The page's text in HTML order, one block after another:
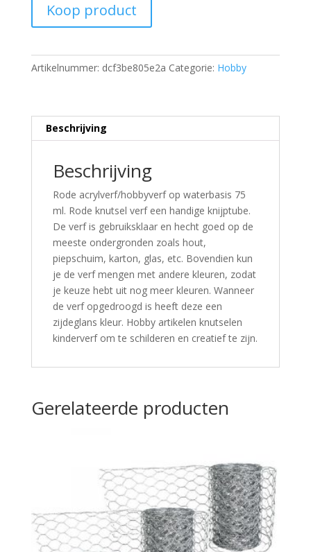
Koop product
Artikelnummer: dcf3be805e2a Categorie: Hobby
Beschrijving
Beschrijving
Rode acrylverf/hobbyverf op waterbasis 75
ml. Rode knutsel verf een handige knijptube.
De verf is gebruiksklaar en hecht goed op de
meeste ondergronden zoals hout,
piepschuim, karton, glas, etc. Bovendien kun
je de verf mengen met andere kleuren, zodat
je keuze hebt uit nog meer kleuren. Wanneer
de verf opgedroogd is heeft deze een
zijdeglans kleur. Hobby artikelen knutselen
kinderverf om te schilderen en creatief te zijn.
Gerelateerde producten